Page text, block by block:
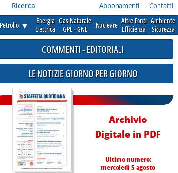
Ricerca Abbonamenti Contatti
Petrolio ▼
Energia
Elettrica
Gas Naturale
GPL - GNL
Nucleare Altre Fonti
Efficienza
Ambiente
Sicurezza
COMMENTI - EDITORIALI
LE NOTIZIE GIORNO PER GIORNO
Archivio
Digitale in PDF
Ultimo numero:
mercoledì 5 agosto